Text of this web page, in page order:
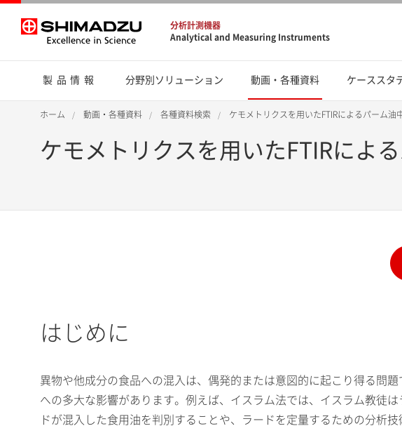
分析計測機器
Analytical and Measuring Instruments
製品情報 分野別ソリューション 動画・各種資料 ケーススタ
ホーム 動画・各種資料 各種資料検索 ケモメトリクスを用いたFTIRによるパーム油
ケモメトリクスを用いたFTIRによ
はじめに
異物や他成分の食品への混入は、偶発的または意図的に起こり得る問
への多大な影響があります。例えば、イスラム法では、イスラム教徒
ドが混入した食用油を判別することや、ラードを定量するための分析技